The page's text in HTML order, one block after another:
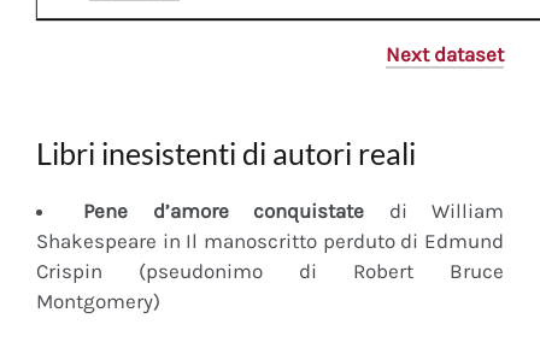
Next dataset
Libri inesistenti di autori reali
Pene d’amore conquistate di William
Shakespeare in Il manoscritto perduto di Edmund
Crispin (pseudonimo di Robert Bruce
Montgomery)